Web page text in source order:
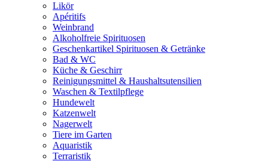
Likör
Apéritifs
Weinbrand
Alkoholfreie Spirituosen
Geschenkartikel Spirituosen & Getränke
Bad & WC
Küche & Geschirr
Reinigungsmittel & Haushaltsutensilien
Waschen & Textilpflege
Hundewelt
Katzenwelt
Nagerwelt
Tiere im Garten
Aquaristik
Terraristik